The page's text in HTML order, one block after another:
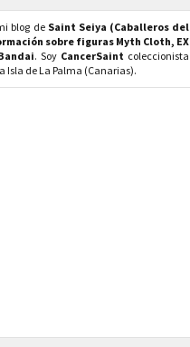
blog de Saint Seiya (Caballeros del
sobre figuras Myth Cloth, EX
. Soy CancerSaint coleccionista
Isla de La Palma (Canarias).